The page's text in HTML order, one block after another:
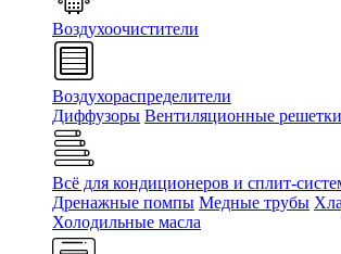
Воздухоочистители
Воздухораспределители
Диффузоры Вентиляционные решетки
Всё для кондиционеров и сплит-
Дренажные помпы Медные трубы
Холодильные масла